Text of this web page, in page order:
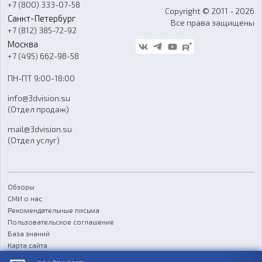
Контакты
Гос. закупки
Стать дилером
Блог
FAQ
+7 (800) 333-07-58
Санкт-Петербург
+7 (812) 385-72-92
Москва
+7 (495) 662-98-58
ПН-ПТ 9:00-18:00
info@3dvision.su
(Отдел продаж)
mail@3dvision.su
(Отдел услуг)
Copyright © 2011 - 2026
Все права защищены
Обзоры
СМИ о нас
Рекомендательные письма
Пользовательское соглашение
База знаний
Карта сайта